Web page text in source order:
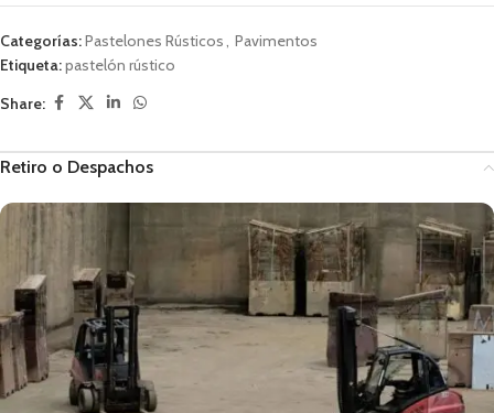
Categorías:Pastelones Rústicos, Pavimentos
Etiqueta:pastelón rústico
Share:
Retiro o Despachos